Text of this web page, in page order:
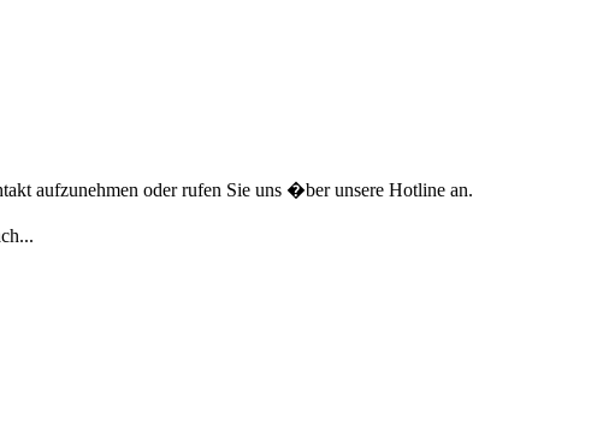
aufzunehmen oder rufen Sie uns �ber unsere Hotline an.